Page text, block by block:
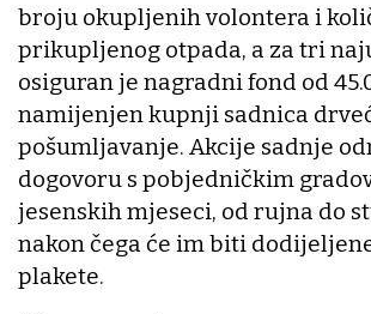
broju okupljenih volontera i
prikupljenog otpada, a za tri
osiguran je nagradni fond od
namijenjen kupnji sadnica
pošumljavanje. Akcije sadnje
dogovoru s pobjedničkim
jesenskih mjeseci, od rujna do
nakon čega će im biti
plakete.